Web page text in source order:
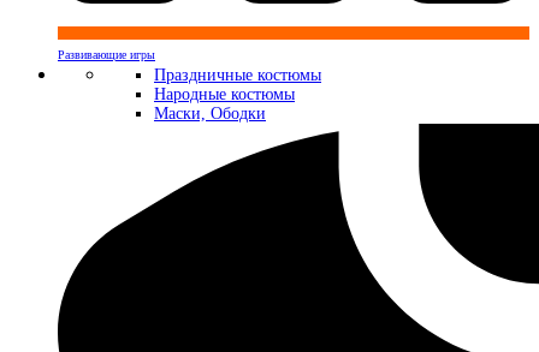
Развивающие игры
Праздничные костюмы
Народные костюмы
Маски, Ободки